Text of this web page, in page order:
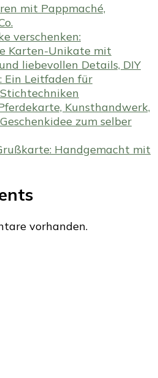
mit Pappmaché,
verschenken:
Karten-Unikate mit
liebevollen Details, DIY
Ein Leitfaden für
Kunsthandwerk,
zum selber
Handgemacht mit
vorhanden.